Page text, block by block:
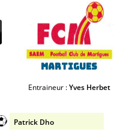
Martigues
Entraineur :Yves Herbet
Patrick Dho